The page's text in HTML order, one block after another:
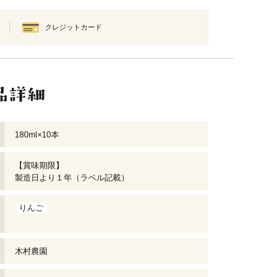
クレジットカード
180ml×10本
【賞味期限】
製造日より１年（ラベル記載）
りんご
木村農園